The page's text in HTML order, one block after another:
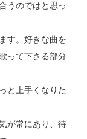
うのではと思っ
す。好きな曲を
って下さる部分
と上手くなりた
が常にあり、待